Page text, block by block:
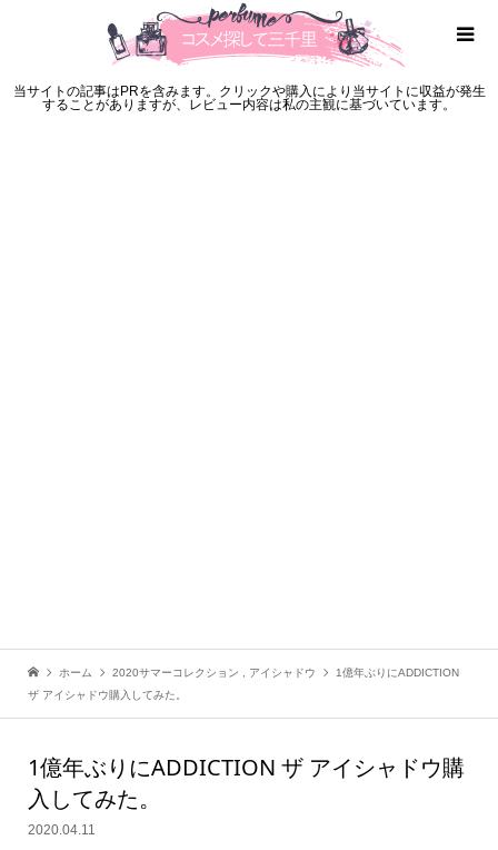
当サイトの記事はPRを含みます。クリックや購入により当サイトに収益が発生
することがありますが、レビュー内容は私の主観に基づいています。
ホーム 2020サマーコレクション アイシャドウ
1億年ぶりにADDICTION
ザ アイシャドウ購入してみた。
1億年ぶりにADDICTION ザ アイシャドウ購
入してみた。
2020.04.11